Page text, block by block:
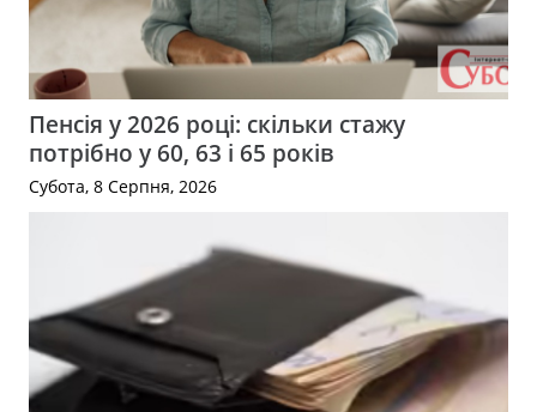
Пенсія у 2026 році: скільки стажу
потрібно у 60, 63 і 65 років
Субота, 8 Серпня, 2026